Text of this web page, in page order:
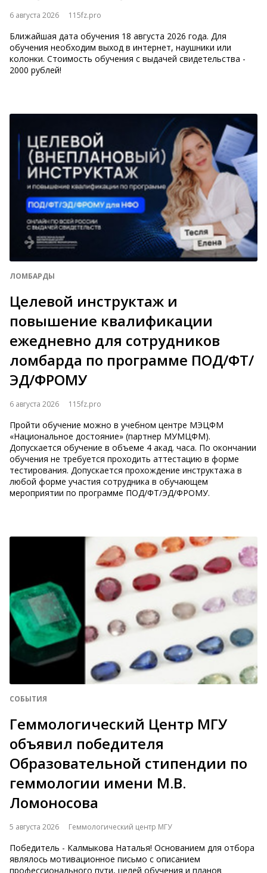
6 августа 2026 115fz.pro
Ближайшая дата обучения 18 августа 2026 года. Для
обучения необходим выход в интернет, наушники или
колонки. Стоимость обучения с выдачей свидетельства -
2000 рублей!
ЛОМБАРДЫ
Целевой инструктаж и
повышение квалификации
ежедневно для сотрудников
ломбарда по программе ПОД/ФТ/
ЭД/ФРОМУ
6 августа 2026 115fz.pro
Пройти обучение можно в учебном центре МЭЦФМ
«Национальное достояние» (партнер МУМЦФМ).
Допускается обучение в объеме 4 акад. часа. По окончании
обучения не требуется проходить аттестацию в форме
тестирования. Допускается прохождение инструктажа в
любой форме участия сотрудника в обучающем
мероприятии по программе ПОД/ФТ/ЭД/ФРОМУ.
СОБЫТИЯ
Геммологический Центр МГУ
объявил победителя
Образовательной стипендии по
геммологии имени М.В.
Ломоносова
5 августа 2026 Геммологический центр МГУ
Победитель - Калмыкова Наталья! Основанием для отбора
являлось мотивационное письмо с описанием
профессионального пути, целей обучения и планов